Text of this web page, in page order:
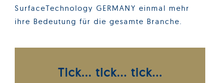
SurfaceTechnology GERMANY einmal mehr
ihre Bedeutung für die gesamte Branche.
Tick... tick... tick...